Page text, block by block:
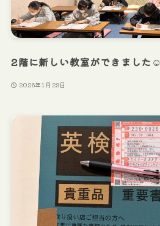
2階に新しい教室ができました☺️
2026年1月29日